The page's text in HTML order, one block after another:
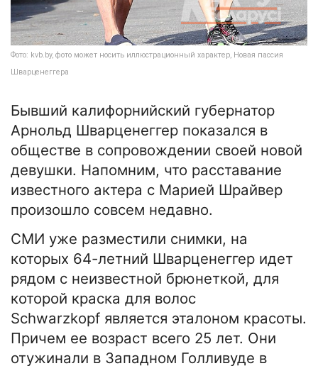
Фото: kvb.by, фото может носить иллюстрационный характер, Новая пассия
Шварценеггера
Бывший калифорнийский губернатор
Арнольд Шварценеггер показался в
обществе в сопровождении своей новой
девушки. Напомним, что расставание
известного актера с Марией Шрайвер
произошло совсем недавно.
СМИ уже разместили снимки, на
которых 64-летний Шварценеггер идет
рядом с неизвестной брюнеткой, для
которой краска для волос
Schwarzkopf является эталоном красоты.
Причем ее возраст всего 25 лет. Они
отужинали в Западном Голливуде в